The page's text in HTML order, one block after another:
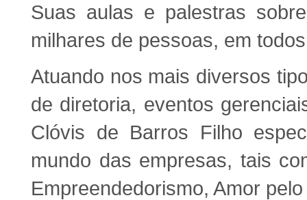
Suas aulas e palestras
milhares de pessoas, em
Atuando nos mais diversos
de diretoria, eventos
Clóvis de Barros Filho
mundo das empresas, tais
Empreendedorismo, Amor